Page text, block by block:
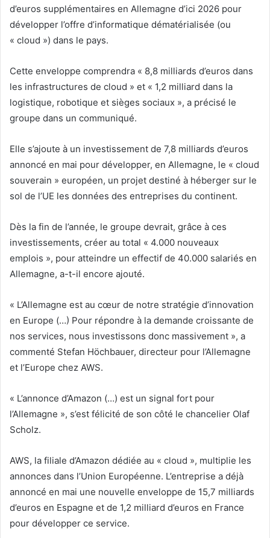
d’euros supplémentaires en Allemagne d’ici 2026 pour
développer l’offre d’informatique dématérialisée (ou
« cloud ») dans le pays.
Cette enveloppe comprendra « 8,8 milliards d’euros dans
les infrastructures de cloud » et « 1,2 milliard dans la
logistique, robotique et sièges sociaux », a précisé le
groupe dans un communiqué.
Elle s’ajoute à un investissement de 7,8 milliards d’euros
annoncé en mai pour développer, en Allemagne, le « cloud
souverain » européen, un projet destiné à héberger sur le
sol de l’UE les données des entreprises du continent.
Dès la fin de l’année, le groupe devrait, grâce à ces
investissements, créer au total « 4.000 nouveaux
emplois », pour atteindre un effectif de 40.000 salariés en
Allemagne, a-t-il encore ajouté.
« L’Allemagne est au cœur de notre stratégie d’innovation
en Europe (…) Pour répondre à la demande croissante de
nos services, nous investissons donc massivement », a
commenté Stefan Höchbauer, directeur pour l’Allemagne
et l’Europe chez AWS.
« L’annonce d’Amazon (…) est un signal fort pour
l’Allemagne », s’est félicité de son côté le chancelier Olaf
Scholz.
AWS, la filiale d’Amazon dédiée au « cloud », multiplie les
annonces dans l’Union Européenne. L’entreprise a déjà
annoncé en mai une nouvelle enveloppe de 15,7 milliards
d’euros en Espagne et de 1,2 milliard d’euros en France
pour développer ce service.